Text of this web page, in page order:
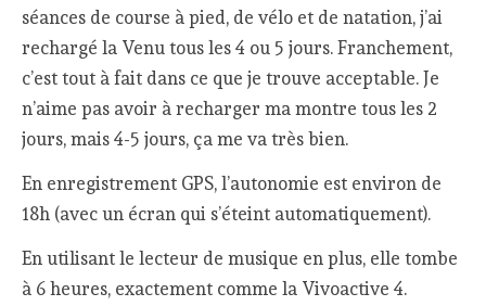
séances de course à pied, de vélo et de natation, j’ai
rechargé la Venu tous les 4 ou 5 jours. Franchement,
c’est tout à fait dans ce que je trouve acceptable. Je
n’aime pas avoir à recharger ma montre tous les 2
jours, mais 4-5 jours, ça me va très bien.
En enregistrement GPS, l’autonomie est environ de
18h (avec un écran qui s’éteint automatiquement).
En utilisant le lecteur de musique en plus, elle tombe
à 6 heures, exactement comme la Vivoactive 4.